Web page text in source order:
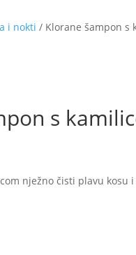
i nokti / Klorane šampon s
s
nježno čisti plavu